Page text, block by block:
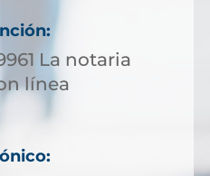
La notaria
línea